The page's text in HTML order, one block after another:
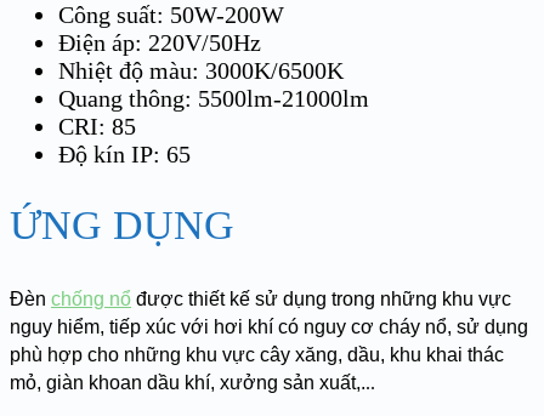
Công suất: 50W-200W
Điện áp: 220V/50Hz
Nhiệt độ màu: 3000K/6500K
Quang thông: 5500lm-21000lm
CRI: 85
Độ kín IP: 65
ỨNG DỤNG
Đèn chống nổ được thiết kế sử dụng trong những khu vực
nguy hiểm, tiếp xúc với hơi khí có nguy cơ cháy nổ, sử dụng
phù hợp cho những khu vực cây xăng, dầu, khu khai thác
mỏ, giàn khoan dầu khí, xưởng sản xuất,...